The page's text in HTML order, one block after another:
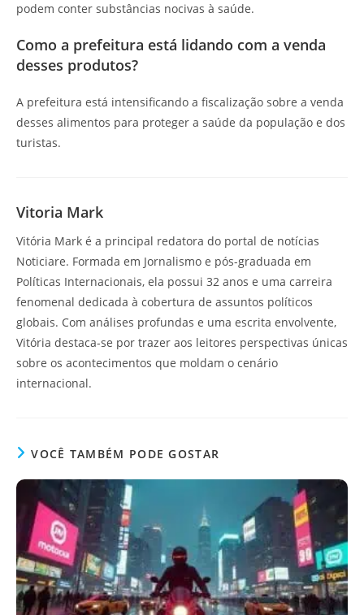
podem conter substâncias nocivas à saúde.
Como a prefeitura está lidando com a venda
desses produtos?
A prefeitura está intensificando a fiscalização sobre a venda
desses alimentos para proteger a saúde da população e dos
turistas.
Vitoria Mark
Vitória Mark é a principal redatora do portal de notícias
Noticiare. Formada em Jornalismo e pós-graduada em
Políticas Internacionais, ela possui 32 anos e uma carreira
fenomenal dedicada à cobertura de assuntos políticos
globais. Com análises profundas e uma escrita envolvente,
Vitória destaca-se por trazer aos leitores perspectivas únicas
sobre os acontecimentos que moldam o cenário
internacional.
VOCÊ TAMBÉM PODE GOSTAR